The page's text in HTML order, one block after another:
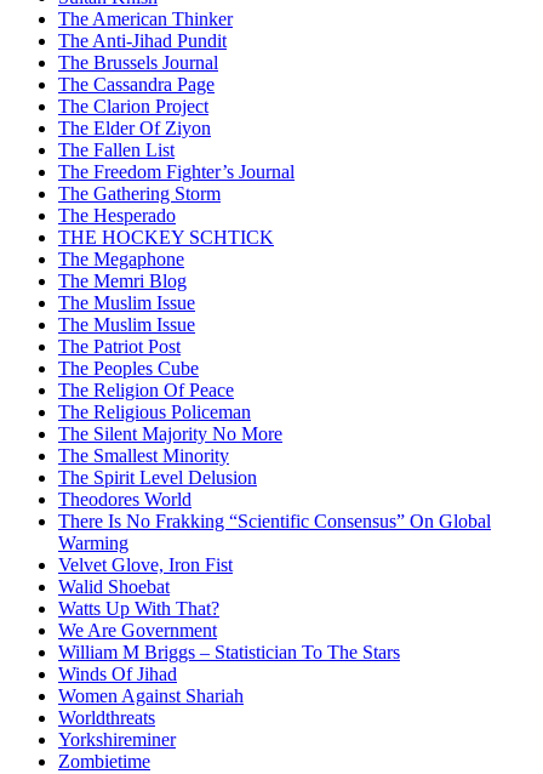
The American Thinker
The Anti-Jihad Pundit
The Brussels Journal
The Cassandra Page
The Clarion Project
The Elder Of Ziyon
The Fallen List
The Freedom Fighter’s Journal
The Gathering Storm
The Hesperado
THE HOCKEY SCHTICK
The Megaphone
The Memri Blog
The Muslim Issue
The Muslim Issue
The Patriot Post
The Peoples Cube
The Religion Of Peace
The Religious Policeman
The Silent Majority No More
The Smallest Minority
The Spirit Level Delusion
Theodores World
There Is No Frakking “Scientific Consensus” On Global
Warming
Velvet Glove, Iron Fist
Walid Shoebat
Watts Up With That?
We Are Government
William M Briggs – Statistician To The Stars
Winds Of Jihad
Women Against Shariah
Worldthreats
Yorkshireminer
Zombietime